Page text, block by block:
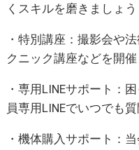
くスキルを磨きましょう
・特別講座：撮影会や
クニック講座などを開催
・専用LINEサポート：
員専用LINEでいつでも質
・機体購入サポート：